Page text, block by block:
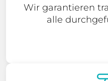
Wir garantieren
alle